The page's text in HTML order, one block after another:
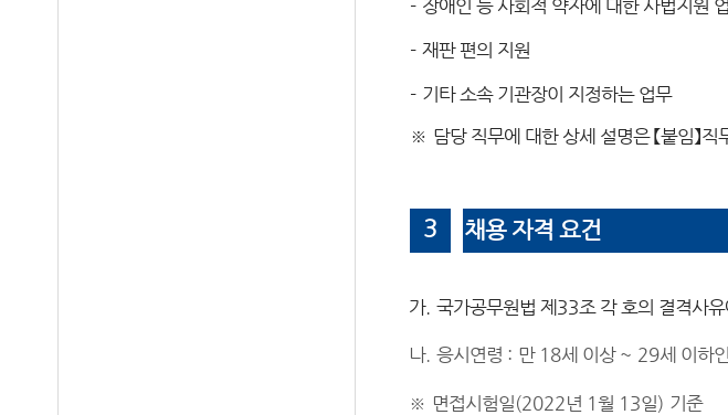
- 장애인 등 사회적 약자에 대한 사법지원
- 재판 편의 지원
- 기타 소속 기관장이 지정하는 업무
※ 담당 직무에 대한 상세 설명은 【붙임】직
3 채용 자격 요건
가. 국가공무원법 제 33조 각 호의 결격사
나. 응시연령 : 만 18세 이상 ~ 29세 이하
※ 면접시험일(2022년 1월 13일) 기준